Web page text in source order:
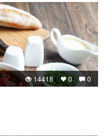
0
0
14418